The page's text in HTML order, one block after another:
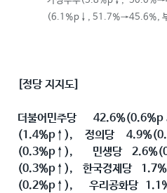
(6.1%p ↓ , 51.7%→45.6%,
[정당 지지도]
더불어민주당42.6%(0.6%p
(1.4%p↑ ), 정의당
(0.3%p↑ ), 민생당
(0.3%p↑ ), 한국경제당
(0.2%p↑ ), 우리공화당